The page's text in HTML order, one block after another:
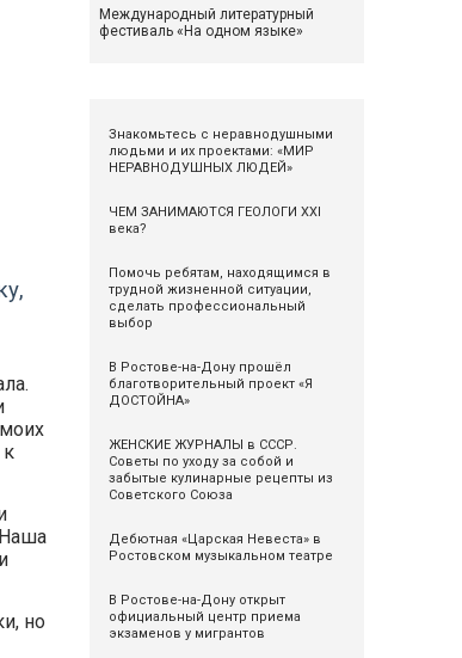
но
Международный литературный
фестиваль «На одном языке»
Знакомьтесь с неравнодушными
людьми и их проектами: «МИР
НЕРАВНОДУШНЫХ ЛЮДЕЙ»
ЧЕМ ЗАНИМАЮТСЯ ГЕОЛОГИ XXI
века?
Помочь ребятам, находящимся в
трудной жизненной ситуации,
сделать профессиональный
выбор
В Ростове-на-Дону прошёл
благотворительный проект «Я
ДОСТОЙНА»
ЖЕНСКИЕ ЖУРНАЛЫ в СССР.
Советы по уходу за собой и
забытые кулинарные рецепты из
Советского Союза
Дебютная «Царская Невеста» в
Ростовском музыкальном театре
В Ростове-на-Дону открыт
официальный центр приема
экзаменов у мигрантов